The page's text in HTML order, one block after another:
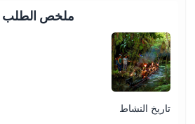
ما يجب معرفته
الموقع
ملخص الطلب
تاريخ النشاط